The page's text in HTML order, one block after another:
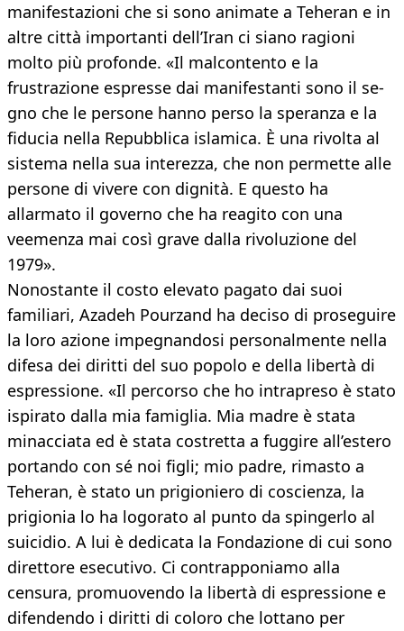
manifestazioni che si sono animate a Teheran e in
altre città importanti dell’Iran ci siano ragioni
molto più profonde. «Il malcontento e la
frustrazione espresse dai manifestanti sono il se-
gno che le persone hanno perso la speranza e la
fiducia nella Repubblica islamica. È una rivolta al
sistema nella sua interezza, che non permette alle
persone di vivere con dignità. E questo ha
allarmato il governo che ha reagito con una
veemenza mai così grave dalla rivoluzione del
1979».
Nonostante il costo elevato pagato dai suoi
familiari, Azadeh Pourzand ha deciso di proseguire
la loro azione impegnandosi personalmente nella
difesa dei diritti del suo popolo e della libertà di
espressione. «Il percorso che ho intrapreso è stato
ispirato dalla mia famiglia. Mia madre è stata
minacciata ed è stata costretta a fuggire all’estero
portando con sé noi figli; mio padre, rimasto a
Teheran, è stato un prigioniero di coscienza, la
prigionia lo ha logorato al punto da spingerlo al
suicidio. A lui è dedicata la Fondazione di cui sono
direttore esecutivo. Ci contrapponiamo alla
censura, promuovendo la libertà di espressione e
difendendo i diritti di coloro che lottano per